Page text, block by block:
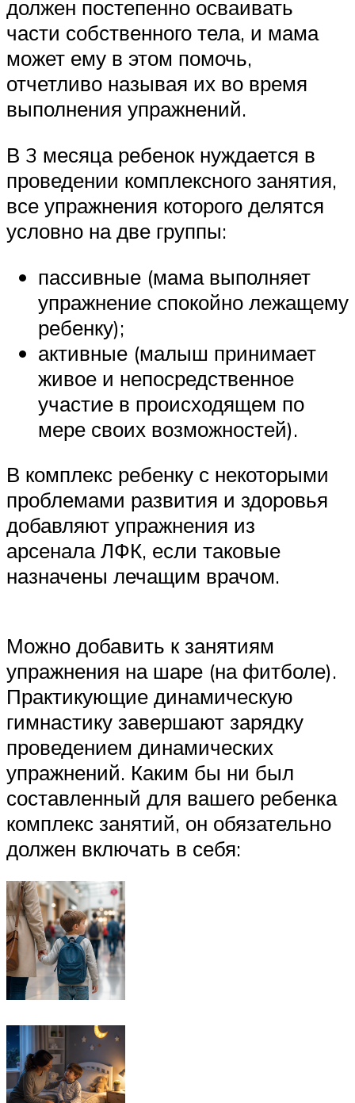
должен постепенно осваивать
части собственного тела, и мама
может ему в этом помочь,
отчетливо называя их во время
выполнения упражнений.
В 3 месяца ребенок нуждается в
проведении комплексного занятия,
все упражнения которого делятся
условно на две группы:
пассивные (мама выполняет
упражнение спокойно лежащему
ребенку);
активные (малыш принимает
живое и непосредственное
участие в происходящем по
мере своих возможностей).
В комплекс ребенку с некоторыми
проблемами развития и здоровья
добавляют упражнения из
арсенала ЛФК, если таковые
назначены лечащим врачом.
Можно добавить к занятиям
упражнения на шаре (на фитболе).
Практикующие динамическую
гимнастику завершают зарядку
проведением динамических
упражнений. Каким бы ни был
составленный для вашего ребенка
комплекс занятий, он обязательно
должен включать в себя: